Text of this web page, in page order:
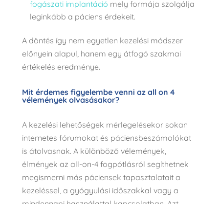
fogászati implantáció mely formája szolgálja
leginkább a páciens érdekeit.
A döntés így nem egyetlen kezelési módszer
előnyein alapul, hanem egy átfogó szakmai
értékelés eredménye.
Mit érdemes figyelembe venni az all on 4
vélemények olvasásakor?
A kezelési lehetőségek mérlegelésekor sokan
internetes fórumokat és páciensbeszámolókat
is átolvasnak. A különböző vélemények,
élmények az all-on-4 fogpótlásról segíthetnek
megismerni más páciensek tapasztalatait a
kezeléssel, a gyógyulási időszakkal vagy a